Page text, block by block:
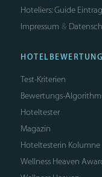
Hoteliers: Guide Eintrag
Impressum &
Test-Kriterien
Bewertungs-
Hoteltester
Magazin
Hoteltesterin Kolumne
Wellness Heaven